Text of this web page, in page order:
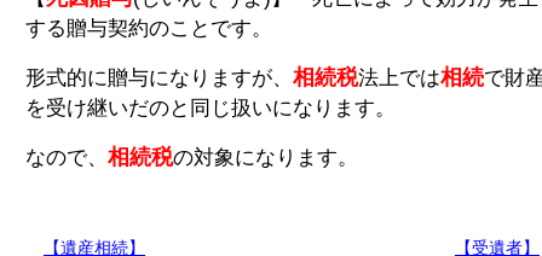
する贈与契約のことです。
形式的に贈与になりますが、 相続税法上では相続で財
を受け継いだのと同じ扱いになります。
なので、 相続税の対象になります。
【遺産相続】 【受遺者】